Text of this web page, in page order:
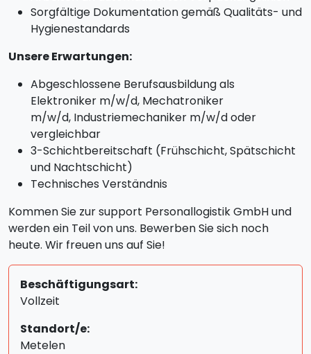
Sorgfältige Dokumentation gemäß Qualitäts- und
Hygienestandards
Unsere Erwartungen:
Abgeschlossene Berufsausbildung als
Elektroniker m/w/d, Mechatroniker
m/w/d, Industriemechaniker m/w/d oder
vergleichbar
3-Schichtbereitschaft (Frühschicht, Spätschicht
und Nachtschicht)
Technisches Verständnis
Kommen Sie zur support Personallogistik GmbH und
werden ein Teil von uns. Bewerben Sie sich noch
heute. Wir freuen uns auf Sie!
Beschäftigungsart:
Vollzeit
Standort/e:
Metelen